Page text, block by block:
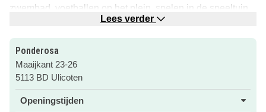
zwembad, voetballen op het plein, spelen in de speeltuin
jeu de boulesspelen.
Ook kun je genieten van een heerlijk
met mooi weer kun je genieten op het gezellige terras.
Klik op de roze button om naar de website te gaan voor
meer informatie over dit toffe park!
Lees verder
Ponderosa
Maaijkant 23-26
5113 BD Ulicoten
Openingstijden